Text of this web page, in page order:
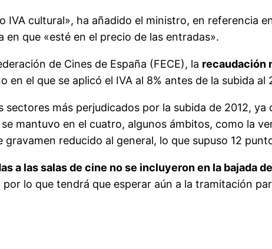
IVA cultural», ha añadido el ministro, en referencia
en que «esté en el precio de las entradas».
de Cines de España (FECE), la recaudación
en el que se aplicó el IVA al 8% antes de la subida
sectores más perjudicados por la subida de 2012, ya
se mantuvo en el cuatro, algunos ámbitos, como la
reducido al general, lo que supuso 12
a las salas de cine no se incluyeron en la bajada
lo que tendrá que esperar aún a la tramitación